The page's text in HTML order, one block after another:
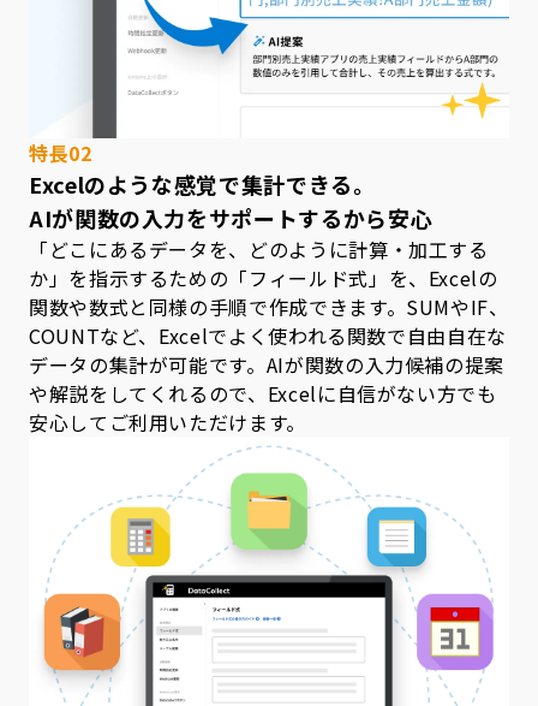
特長02
Excelのような感覚で集計できる。
AIが関数の入力をサポートするから安心
「どこにあるデータを、どのように計算・加工する
か」を指示するための「フィールド式」を、Excelの
関数や数式と同様の手順で作成できます。SUMやIF、
COUNTなど、Excelでよく使われる関数で自由自在な
データの集計が可能です。AIが関数の入力候補の提案
や解説をしてくれるので、Excelに自信がない方でも
安心してご利用いただけます。